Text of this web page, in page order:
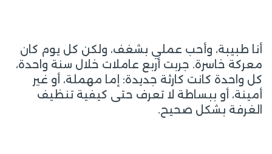
أنا طبيبة، وأحب عملي بشغف، ولكن كل يوم كان
معركة خاسرة. جربت أربع عاملات خلال سنة واحدة،
كل واحدة كانت كارثة جديدة: إما مهملة، أو غير
أمينة، أو ببساطة لا تعرف حتى كيفية تنظيف
الغرفة بشكل صحيح.